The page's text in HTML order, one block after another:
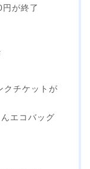
が終了
クチケットが
エコバッグ